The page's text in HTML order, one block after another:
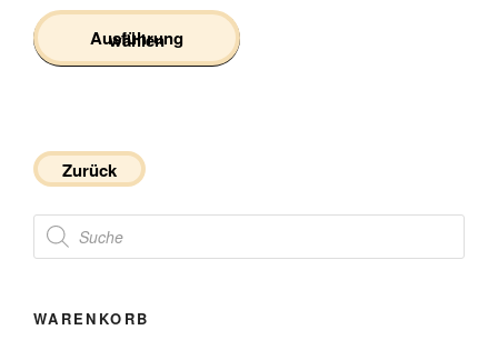
Ausführung wählen
mehrere
Varianten
auf.
Die
auf
Zurück
Products
search
WARENKORB